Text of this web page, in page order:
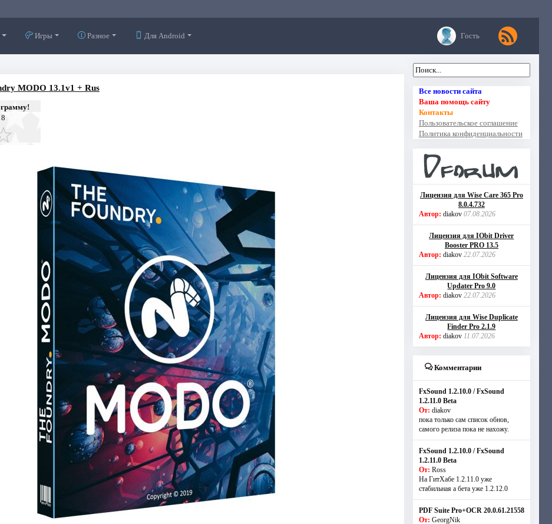
Игры Разное Для Android Гость
MODO 13.1v1 + Rus
8
Все новости сайта
Ваша помощь сайту
Контакты
Пользовательское соглашение
Политика конфиденциальности
Лицензия для Wise Care 365 Pro
8.0.4.732
Автор: diakov 07.08.2026
Лицензия для IObit Driver
Booster PRO 13.5
Автор: diakov 22.07.2026
Лицензия для IObit Software
Updater Pro 9.0
Автор: diakov 22.07.2026
Лицензия для Wise Duplicate
Finder Pro 2.1.9
Автор: diakov 11.07.2026
Комментарии
FxSound 1.2.10.0 / FxSound
1.2.11.0 Beta
От: diakov
пока только сам список обнов,
самого релиза пока не нахожу.
FxSound 1.2.10.0 / FxSound
1.2.11.0 Beta
От: Ross
На ГитХабе 1.2.11.0 уже
стабильная а бета уже 1.2.12.0
PDF Suite Pro+OCR 20.0.61.21558
От: GeorgNik